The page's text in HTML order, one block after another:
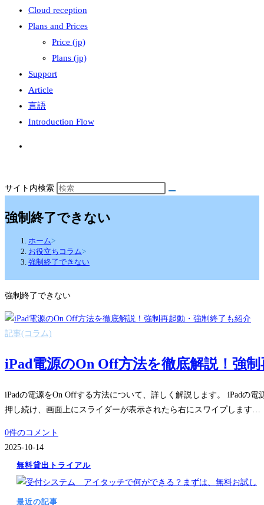
Cloud reception
Plans and Prices
Price (jp)
Plans (jp)
Support
Article
言語
Introduction Flow
サイト内検索
強制終了できない
ホーム>
お役立ちコラム>
強制終了できない
強制終了できない
記事(コラム)
iPad電源のOn Off方法を徹底解説！強
iPadの電源をOn Offする方法について、詳しく解説します。 iPadの
押し続け、画面上にスライダーが表示されたら右にスワイプします…
0件のコメント
2025-10-14
無料貸出トライアル
最近の記事